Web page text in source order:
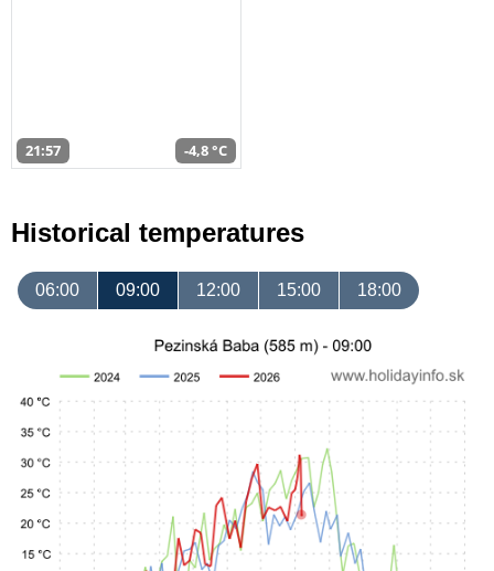
21:57 -4,8 °C
Historical temperatures
06:00 09:00 12:00 15:00 18:00